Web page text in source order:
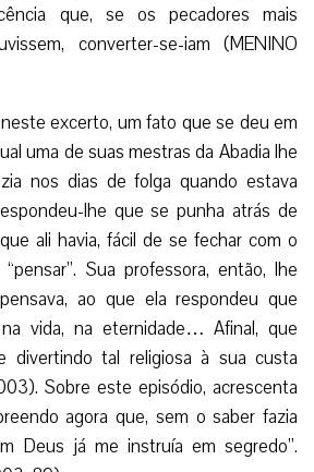
que, se os pecadores mais
converter-se-iam (MENINO
excerto, um fato que se deu em
uma de suas mestras da Abadia lhe
nos dias de folga quando estava
lhe que se punha atrás de
ali havia, fácil de se fechar com o
Sua professora, então, lhe
ao que ela respondeu que
vida, na eternidade… Afinal, que
tal religiosa à sua custa
Sobre este episódio, acrescenta
agora que, sem o saber fazia
Deus já me instruía em segredo”.